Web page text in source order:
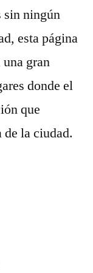
sin ningún
esta página
gran
donde el
que
la ciudad.